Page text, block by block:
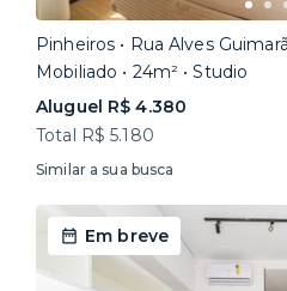
Pinheiros • Rua Alves
Mobiliado • 24m² • Studio
Aluguel R$ 4.380
Total R$ 5.180
Similar a sua busca
Em breve